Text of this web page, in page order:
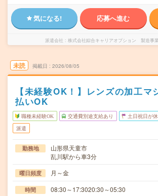
気になる! 応募へ進む
派遣会社 株式会社綜合キャリアオプション 製造事業
未読 掲載日 2026/08/05
【未経験OK！】レンズの加工マ
払いOK
職種未経験OK 交通費別途支給あり 土日祝日が
派遣
勤務地
山形県天童市
乱川駅から車3分
曜日頻度 月～金
時間 08:30～17:3020:30～05:30